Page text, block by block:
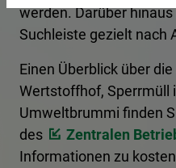
werden. Darüber
Suchleiste gezielt nach
Einen Überblick über
Wertstoffhof, Sperrmüll
Umweltbrummi finden
des
Zentralen
Informationen zu